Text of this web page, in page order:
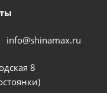
info@shinamax.ru
8